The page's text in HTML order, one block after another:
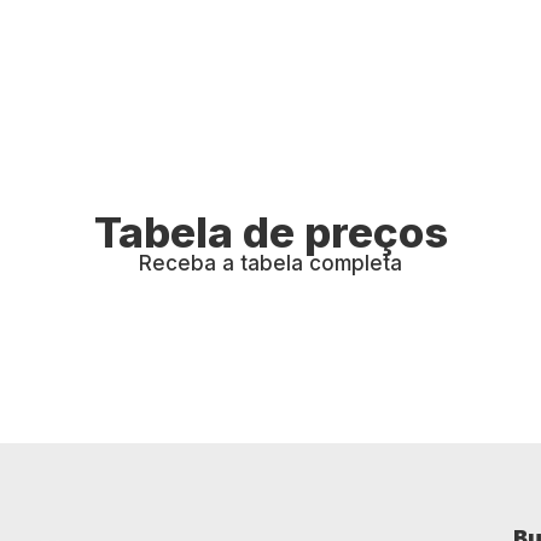
Tabela de preços
Receba a tabela completa